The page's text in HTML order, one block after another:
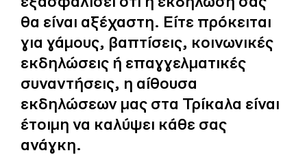
θα είναι αξέχαστη. Είτε πρόκειται
για γάμους, βαπτίσεις, κοινωνικές
εκδηλώσεις ή επαγγελματικές
συναντήσεις, η αίθουσα
εκδηλώσεων μας στα Τρίκαλα είναι
έτοιμη να καλύψει κάθε σας
ανάγκη.